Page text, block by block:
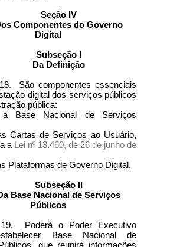
Seção IV
Componentes do Governo
Digital
Subseção I
Da Definição
São componentes essenciais
digital dos serviços públicos
pública:
Base Nacional de Serviços
Cartas de Serviços ao Usuário,
a Lei nº 13.460, de 26 de junho de
Plataformas de Governo Digital.
Subseção II
Base Nacional de Serviços
Públicos
Poderá o Poder Executivo
Base Nacional de
que reunirá informações